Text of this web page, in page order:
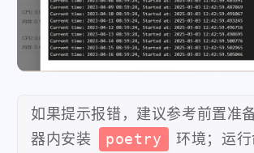
如果提示报错，建议参考前置准
器内安装
poetry
环境；运